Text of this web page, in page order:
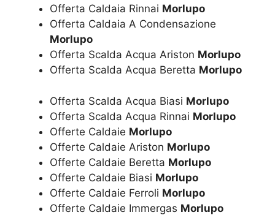
Offerta Caldaia Rinnai Morlupo
Offerta Caldaia A Condensazione
Morlupo
Offerta Scalda Acqua Ariston Morlupo
Offerta Scalda Acqua Beretta Morlupo
Offerta Scalda Acqua Biasi Morlupo
Offerta Scalda Acqua Rinnai Morlupo
Offerte Caldaie Morlupo
Offerte Caldaie Ariston Morlupo
Offerte Caldaie Beretta Morlupo
Offerte Caldaie Biasi Morlupo
Offerte Caldaie Ferroli Morlupo
Offerte Caldaie Immergas Morlupo